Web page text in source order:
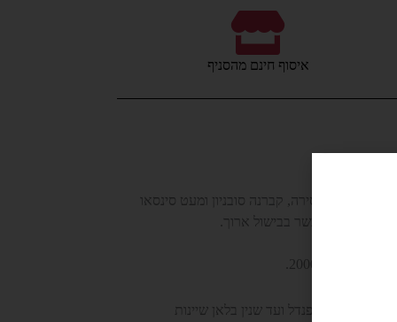
איסוף חינם מהסניף
זהו בלנד של סירה, קברנה סובניון ומעט סינסאו
נפלא לצד מנות בשר בבישול ארוך.
החל מזינפנדל ועד שנין בלאן שיינות